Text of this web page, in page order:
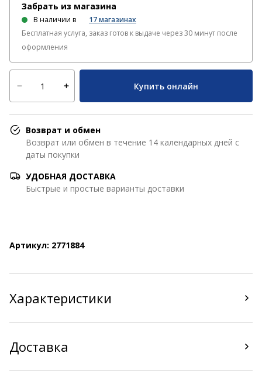
Забрать из магазина
В наличии в 17магазинах
Бесплатная услуга, заказ готов к выдаче через 30 минут после
оформления
Купить онлайн
Возврат и обмен
Возврат или обмен в течение 14 календарных дней с
даты покупки
УДОБНАЯ ДОСТАВКА
Быстрые и простые варианты доставки
Артикул: 2771884
Характеристики
Доставка